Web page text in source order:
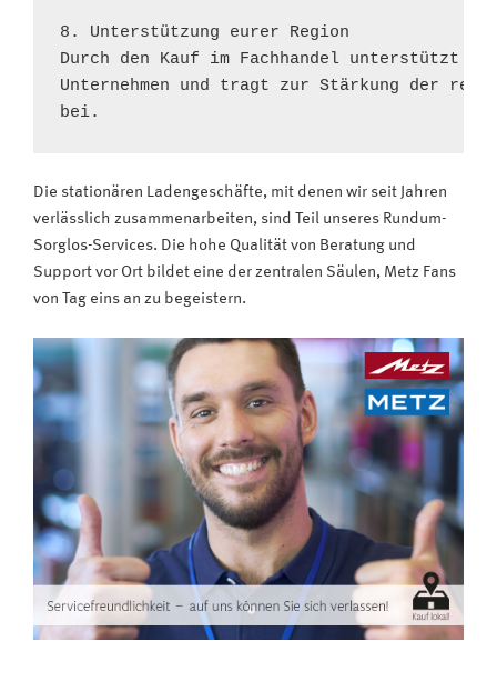
8. Unterstützung eurer Region
Durch den Kauf im Fachhandel unterstützt
Unternehmen und tragt zur Stärkung der
bei.
Die stationären Ladengeschäfte, mit denen wir seit Jahren
verlässlich zusammenarbeiten, sind Teil unseres Rundum-
Sorglos-Services. Die hohe Qualität von Beratung und
Support vor Ort bildet eine der zentralen Säulen, Metz Fans
von Tag eins an zu begeistern.